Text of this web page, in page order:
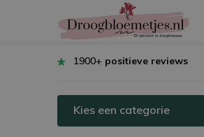
1900+ positieve reviews
Kies een categorie